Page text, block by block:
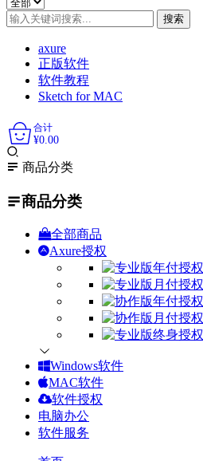
axure
正版软件
软件教程
Sketch for MAC
0 合计
¥0.00
商品分类
商品分类
全部商品
Axure授权
Windows软件
MAC软件
软件授权
电脑办公
软件服务